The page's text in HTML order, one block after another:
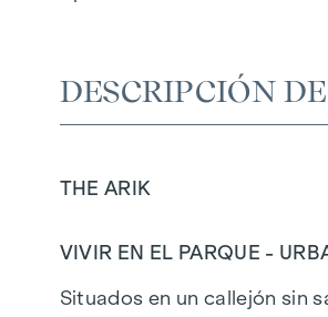
DESCRIPCIÓN
THE ARIK
VIVIR EN EL PARQUE -
Situados en un callejón sin